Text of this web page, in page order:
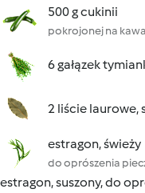
500 g cukinii
pokrojonej na
6 gałązek
2 liście laurowe,
estragon, świeży
do oprószenia
estragon, suszony, do